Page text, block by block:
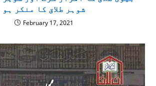
شوہر طلاق کا منکر ہو
February 17, 2021